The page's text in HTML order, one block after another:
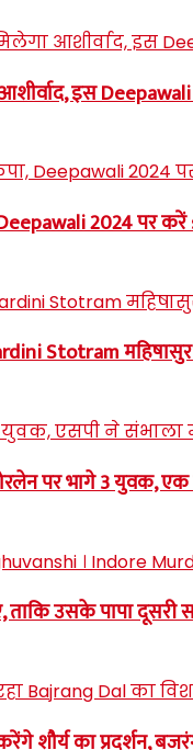
इस
2024 पर करें
Stotram महिषासुर
पर भागे 3 युवक, एक
ताकि उसके पापा
शौर्य का प्रदर्शन,